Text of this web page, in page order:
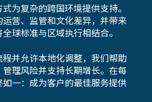
为复杂的跨国环境提供支持。
营、监管和文化差异，并带来
球标准与区域执行相结合。
并允许本地化调整，我们帮助
理风险并支持长期增长。在每
一：成为客户的最佳服务提供